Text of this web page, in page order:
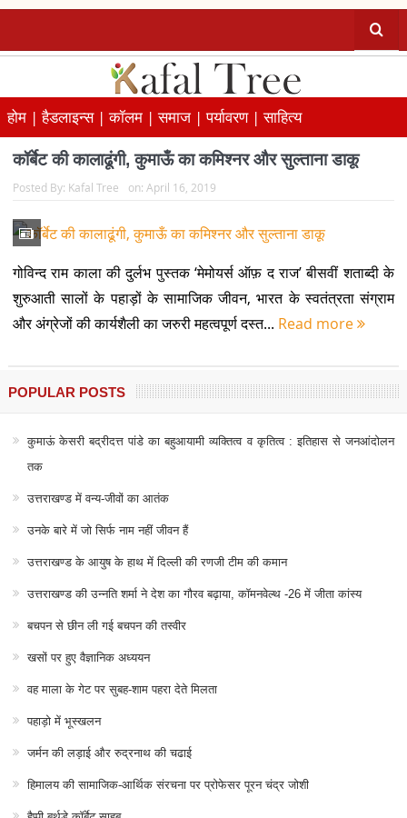
होम |हैडलाइन्स |कॉलम |समाज |पर्यावरण |साहित्य
कॉर्बेट की कालाढूंगी, कुमाऊँ का कमिश्नर और सुल्ताना डाकू
Posted By: Kafal Tree on: April 16, 2019
गोविन्द राम काला की दुर्लभ पुस्तक ‘मेमोयर्स ऑफ़ द राज’ बीसवीं शताब्दी के
शुरुआती सालों के पहाड़ों के सामाजिक जीवन, भारत के स्वतंत्रता संग्राम
और अंग्रेजों की कार्यशैली का जरुरी महत्वपूर्ण दस्त... Read more
POPULAR POSTS
कुमाऊं केसरी बद्रीदत्त पांडे का बहुआयामी व्यक्तित्व व कृतित्व : इतिहास से जनआंदोलन
तक
उत्तराखण्ड में वन्य-जीवों का आतंक
उनके बारे में जो सिर्फ नाम नहीं जीवन हैं
उत्तराखण्ड के आयुष के हाथ में दिल्ली की रणजी टीम की कमान
उत्तराखण्ड की उन्नति शर्मा ने देश का गौरव बढ़ाया, कॉमनवेल्थ -26 में जीता कांस्य
बचपन से छीन ली गई बचपन की तस्वीर
खसों पर हुए वैज्ञानिक अध्ययन
वह माला के गेट पर सुबह-शाम पहरा देते मिलता
पहाड़ो में भूस्खलन
जर्मन की लड़ाई और रुद्रनाथ की चढाई
हिमालय की सामाजिक-आर्थिक संरचना पर प्रोफेसर पूरन चंद्र जोशी